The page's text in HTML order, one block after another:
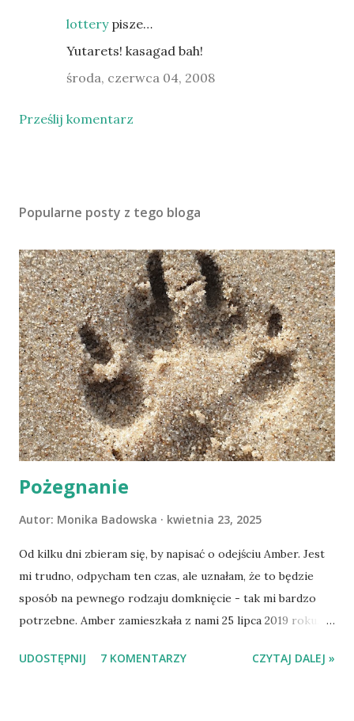
lotterypisze…
Yutarets! kasagad bah!
środa, czerwca 04, 2008
Prześlij komentarz
Popularne posty z tego bloga
Pożegnanie
Autor: Monika Badowska kwietnia 23, 2025
Od kilku dni zbieram się, by napisać o odejściu Amber. Jest
mi trudno, odpycham ten czas, ale uznałam, że to będzie
sposób na pewnego rodzaju domknięcie - tak mi bardzo
potrzebne. Amber zamieszkała z nami 25 lipca 2019 roku.
Mazowieckim, pojechaliśmy na wizytę zapoznawczą, a kilka
UDOSTĘPNIJ 7 KOMENTARZY CZYTAJ DALEJ »